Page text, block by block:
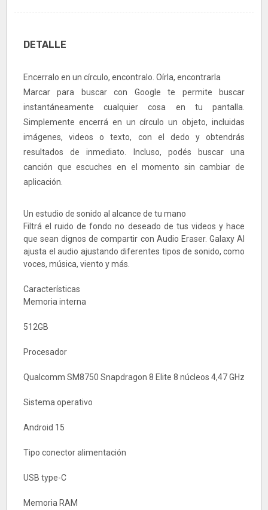
DETALLE
Encerralo en un círculo, encontralo. Oírla, encontrarla
Marcar para buscar con Google te permite buscar
instantáneamente cualquier cosa en tu pantalla.
Simplemente encerrá en un círculo un objeto, incluidas
imágenes, videos o texto, con el dedo y obtendrás
resultados de inmediato. Incluso, podés buscar una
canción que escuches en el momento sin cambiar de
aplicación.
Un estudio de sonido al alcance de tu mano
Filtrá el ruido de fondo no deseado de tus videos y hace
que sean dignos de compartir con Audio Eraser. Galaxy AI
ajusta el audio ajustando diferentes tipos de sonido, como
voces, música, viento y más.
Características
Memoria interna
512GB
Procesador
Qualcomm SM8750 Snapdragon 8 Elite 8 núcleos 4,47 GHz
Sistema operativo
Android 15
Tipo conector alimentación
USB type-C
Memoria RAM